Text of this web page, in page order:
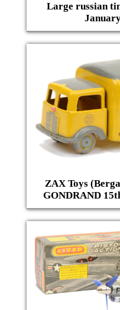
Large russian
ZAX Toys
GONDRAND